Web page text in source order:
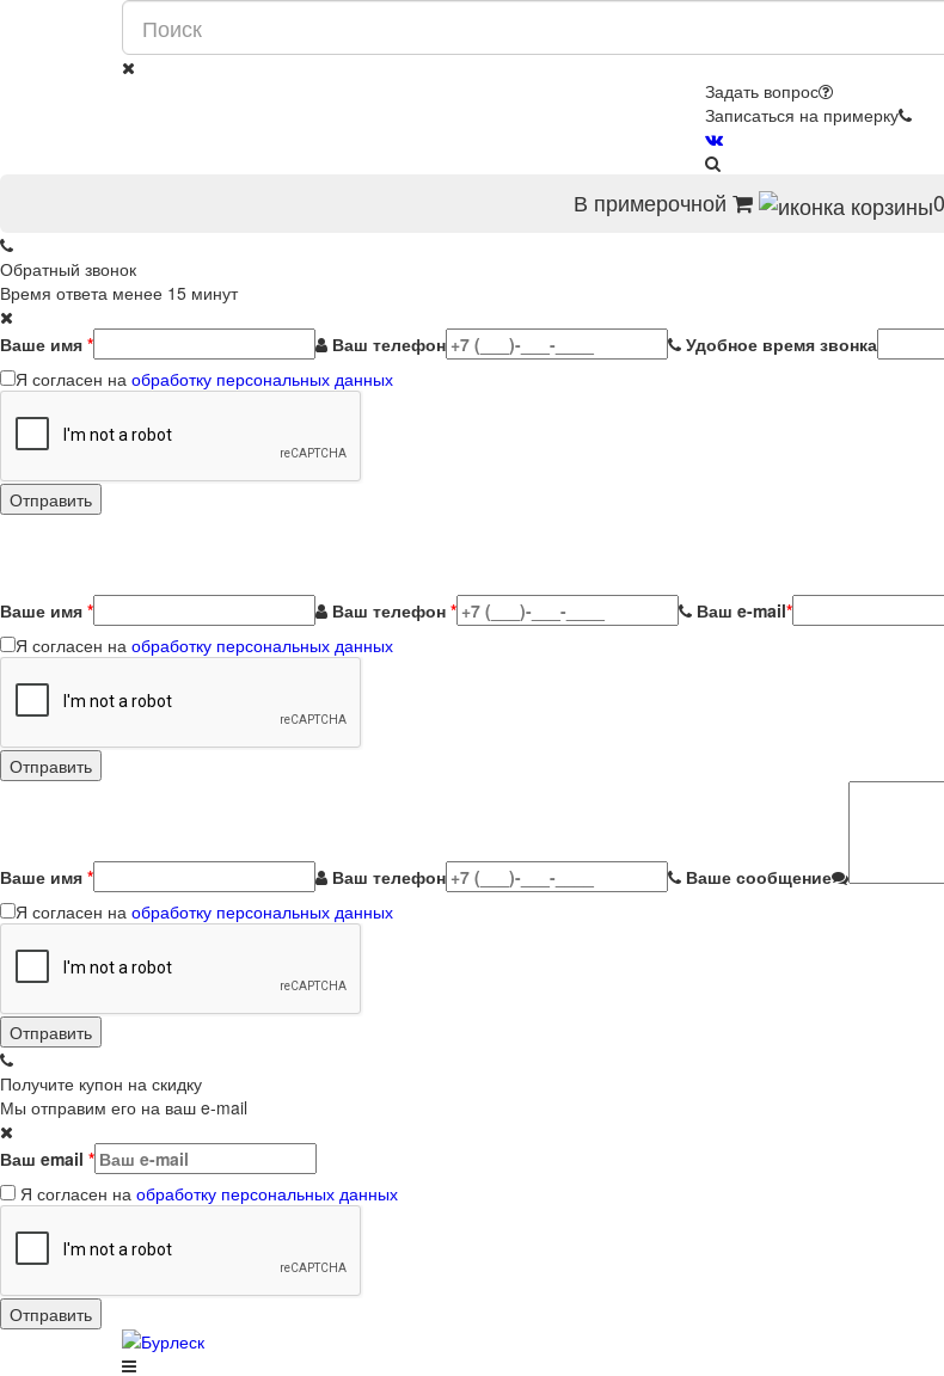
Задать вопрос
Записаться на примерку
В примерочной 0
Обратный звонок
Время ответа менее 15 минут
Ваше имя * Ваш телефон
Удобное время звонка
Я согласен на обработку персональных данных
Ваше имя * Ваш телефон * Ваш e-mail*
Я согласен на обработку персональных данных
Ваше имя * Ваш телефон
Ваше сообщение
Я согласен на обработку персональных данных
Получите купон на скидку
Мы отправим его на ваш e-mail
Ваш email *
Я согласен на обработку персональных данных